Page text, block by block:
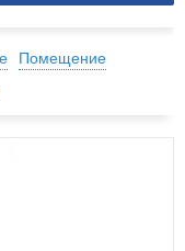
Помещение